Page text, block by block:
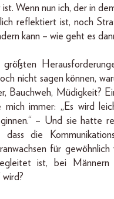
Wenn nun ich, der in
reflektiert ist, noch
kann – wie geht es
größten
nicht sagen können,
Bauchweh, Müdigkeit?
mich immer: „Es wird
– Und sie hatte
dass die
für
ist, bei Männern
wird?